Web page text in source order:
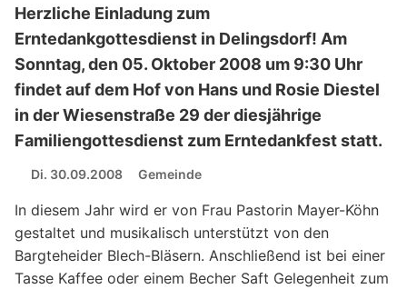
Herzliche Einladung zum
Erntedankgottesdienst in Delingsdorf! Am
Sonntag, den 05. Oktober 2008 um 9:30 Uhr
findet auf dem Hof von Hans und Rosie Diestel
in der Wiesenstraße 29 der diesjährige
Familiengottesdienst zum Erntedankfest statt.
Di. 30.09.2008 Gemeinde
In diesem Jahr wird er von Frau Pastorin Mayer-Köhn
gestaltet und musikalisch unterstützt von den
Bargteheider Blech-Bläsern. Anschließend ist bei einer
Tasse Kaffee oder einem Becher Saft Gelegenheit zum